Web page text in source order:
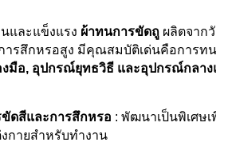
และแข็งแรง ผ้าทนการขัดถู ผลิตจากวั
ารสึกหรอสูง มีคุณสมบัติเด่นคือการทน
องมือ, อุปกรณ์ยุทธวิธี และอุปกรณ์กลางแ
ดสีและการสึกหรอ : พัฒนาเป็นพิเศษเพื่
กายสำหรับทำงาน